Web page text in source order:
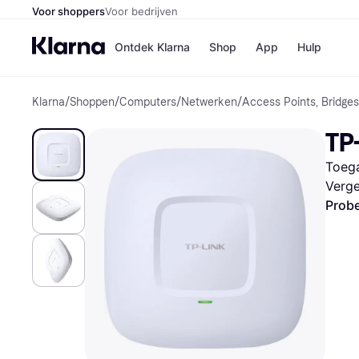
Voor shoppersVoor bedrijven
Ontdek Klarna Shop
Winkels
Bol
H&M
App Hulp
Klarna/Shoppen/Computers/Netwerken/Access Points,